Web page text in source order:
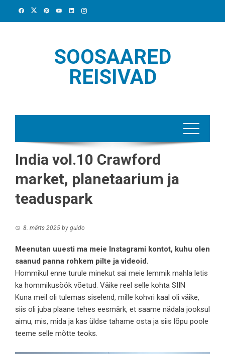
SOOSAARED
REISIVAD
India vol.10 Crawford
market, planetaarium ja
teaduspark
8. märts 2025 by guido
Meenutan uuesti ma meie Instagrami kontot, kuhu olen
saanud panna rohkem pilte ja videoid.
Hommikul enne turule minekut sai meie lemmik mahla letis
ka hommikusöök võetud. Väike reel selle kohta SIIN
Kuna meil oli tulemas siselend, mille kohvri kaal oli väike,
siis oli juba plaane tehes eesmärk, et saame nädala jooksul
aimu, mis, mida ja kas üldse tahame osta ja siis lõpu poole
teeme selle mõtte teoks.